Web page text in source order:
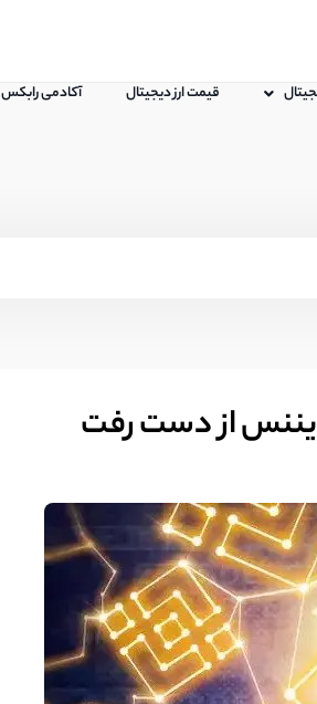
قیمت ارز دیجیتال آکادمی رابکس
از دست رفت